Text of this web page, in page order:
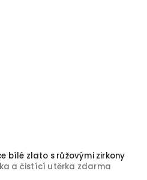
bílé zlato s růžovými zirkony
a čistící utěrka zdarma